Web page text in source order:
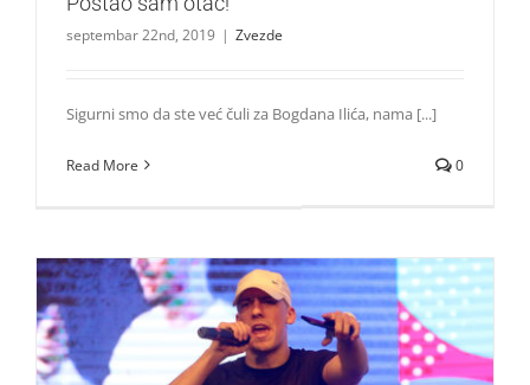
septembar 22nd, 2019 | Zvezde
Sigurni smo da ste već čuli za Bogdana Ilića, nama [...]
Read More 0